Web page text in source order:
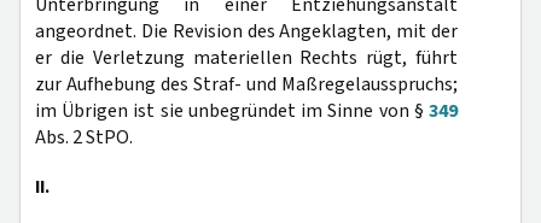
angeordnet. Die Revision des Angeklagten, mit der
er die Verletzung materiellen Rechts rügt, führt
zur Aufhebung des Straf- und Maßregelausspruchs;
im Übrigen ist sie unbegründet im Sinne von § 349
Abs. 2 StPO.
II.